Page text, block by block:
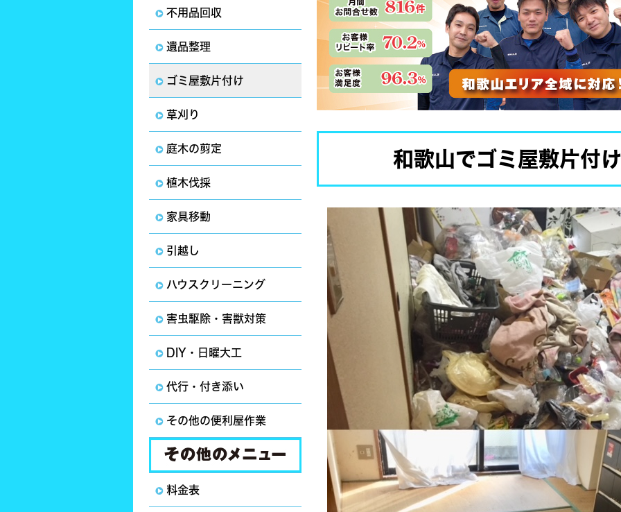
不用品回収
遺品整理
ゴミ屋敷片付け
草刈り
庭木の剪定
植木伐採
家具移動
引越し
ハウスクリーニング
害虫駆除・害獣対策
DIY・日曜大工
代行・付き添い
その他の便利屋作業
料金表
和歌山でゴミ屋敷片付